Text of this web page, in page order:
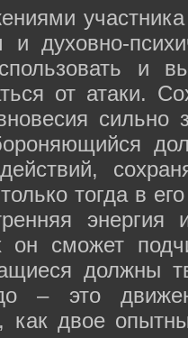
духовно-
и
от атаки.
сильно
тогда в
сможет
должны
– это
двое